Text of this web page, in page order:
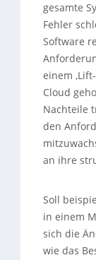
gesamte
Fehler
Software
einem
Cloud
Nachteile
den
an ihre
Soll
in einem
sich die
wie das